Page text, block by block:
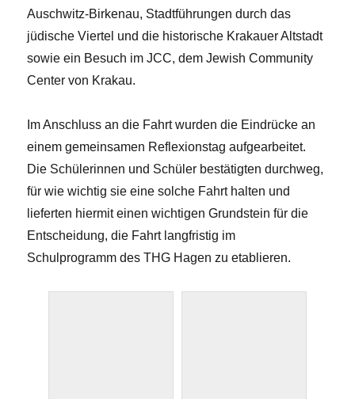
Auschwitz-Birkenau, Stadtführungen durch das
jüdische Viertel und die historische Krakauer Altstadt
sowie ein Besuch im JCC, dem Jewish Community
Center von Krakau.
Im Anschluss an die Fahrt wurden die Eindrücke an
einem gemeinsamen Reflexionstag aufgearbeitet.
Die Schülerinnen und Schüler bestätigten durchweg,
für wie wichtig sie eine solche Fahrt halten und
lieferten hiermit einen wichtigen Grundstein für die
Entscheidung, die Fahrt langfristig im
Schulprogramm des THG Hagen zu etablieren.